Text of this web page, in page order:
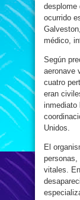
desplome
ocurrido
médico,
Según
aeronave
cuatro
eran
inmediato
Unidos.
El
personas,
vitales.